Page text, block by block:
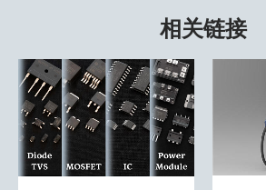
Close
相关链接